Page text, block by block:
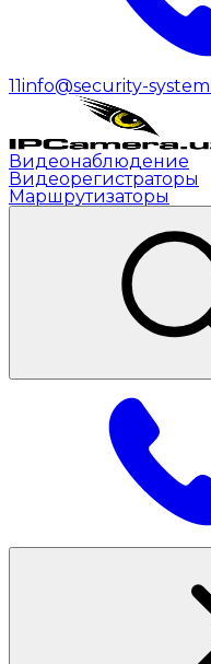
11info@security-
Видеонаблюдение
Видеорегистраторы
Маршрутизаторы